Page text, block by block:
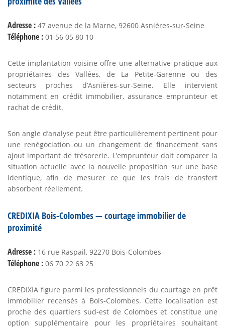
Adresse : 47 avenue de la Marne, 92600 Asnières-sur-Seine
Téléphone : 01 56 05 80 10
Cette implantation voisine offre une alternative pratique aux
propriétaires des Vallées, de La Petite-Garenne ou des
secteurs proches d’Asnières-sur-Seine. Elle intervient
notamment en crédit immobilier, assurance emprunteur et
rachat de crédit.
Son angle d’analyse peut être particulièrement pertinent pour
une renégociation ou un changement de financement sans
ajout important de trésorerie. L’emprunteur doit comparer la
situation actuelle avec la nouvelle proposition sur une base
identique, afin de mesurer ce que les frais de transfert
absorbent réellement.
CREDIXIA Bois-Colombes — courtage immobilier de
proximité
Adresse : 16 rue Raspail, 92270 Bois-Colombes
Téléphone : 06 70 22 63 25
CREDIXIA figure parmi les professionnels du courtage en prêt
immobilier recensés à Bois-Colombes. Cette localisation est
proche des quartiers sud-est de Colombes et constitue une
option supplémentaire pour les propriétaires souhaitant